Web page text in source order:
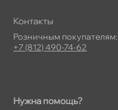
Нужна помощь?
Контакты
Розничным покупателям:
+7 (812) 490-74-62